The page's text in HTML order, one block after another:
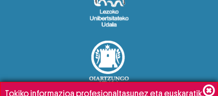
Tokiko informazioa profesionaltasunez eta euskaratik,